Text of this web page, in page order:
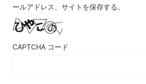
ールアドレス、サイトを保存する。
CAPTCHA コード